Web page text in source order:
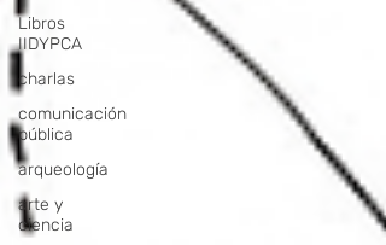
Libros
IIDYPCA
charlas
comunicación
pública
arqueología
arte y
ciencia